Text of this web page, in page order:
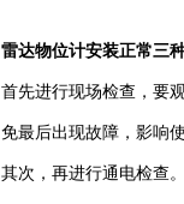
雷达物位计安装正常三
首先进行现场检查，要
免最后出现故障，影响
其次，再进行通电检查